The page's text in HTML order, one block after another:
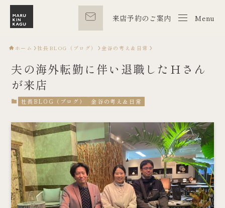
来店予約のご案内 Menu
Menu
ホーム 社長BLOG（ブログ） 金谷の考え＆日常
夫の海外転勤に伴い退職したＨさん
が来店
社長BLOG（ブログ） 金谷の考え＆日常